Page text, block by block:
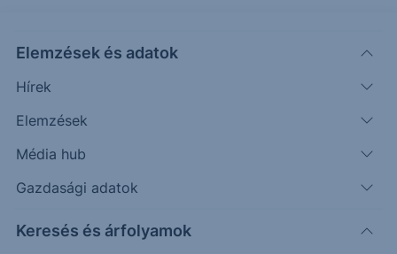
Elemzések és adatok
Hírek
Elemzések
Média hub
Gazdasági adatok
Keresés és árfolyamok
TGT(USA)
TARGET ORD
147.74
Időpont: 26.08.05. 22:00
Előző záró:
147.70
Árfolyamértesítő rögzítése